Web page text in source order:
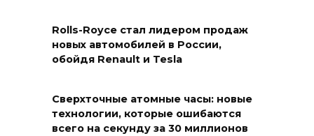
Rolls-Royce стал лидером продаж
новых автомобилей в России,
обойдя Renault и Tesla
Сверхточные атомные часы: новые
технологии, которые ошибаются
всего на секунду за 30 миллионов